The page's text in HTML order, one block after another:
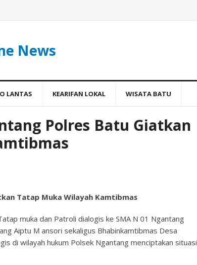
News
LANTAS KEARIFAN LOKAL WISATA BATU
Polres Batu Giatkan
Tatap Muka Wilayah Kamtibmas
muka dan Patroli dialogis ke SMA N 01 Ngantang
Aiptu M ansori sekaligus Bhabinkamtibmas Desa
di wilayah hukum Polsek Ngantang menciptakan situasi